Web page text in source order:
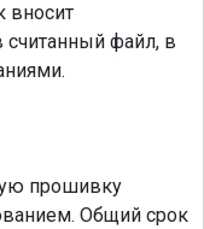
вносит
файл, в
прошивку
Общий срок